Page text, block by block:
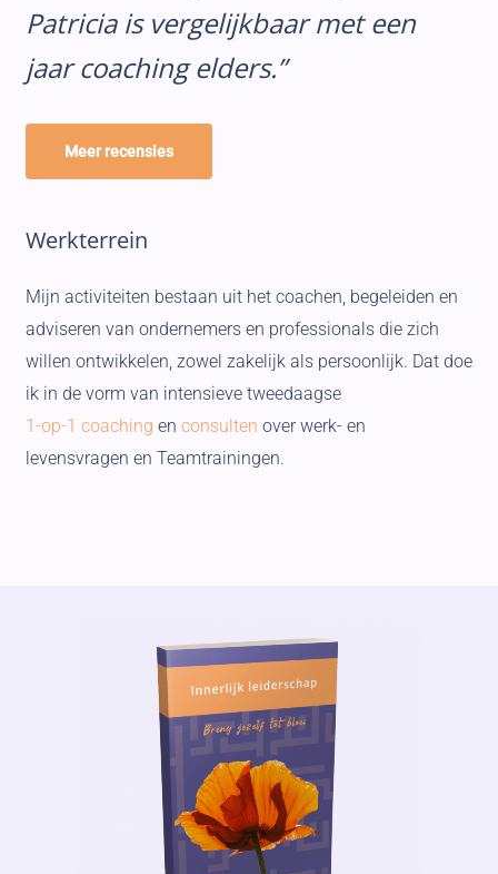
Patricia is vergelijkbaar met een
jaar coaching elders.”
Meer recensies
Werkterrein
Mijn activiteiten bestaan uit het coachen, begeleiden en
adviseren van ondernemers en professionals die zich
willen ontwikkelen, zowel zakelijk als persoonlijk. Dat doe
ik in de vorm van intensieve tweedaagse
1-op-1 coaching en consulten over werk- en
levensvragen en Teamtrainingen.